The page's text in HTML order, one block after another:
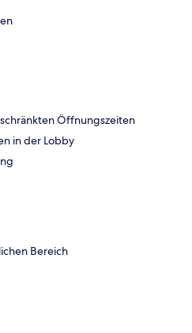
Öffnungszeiten
in der Lobby
Bereich